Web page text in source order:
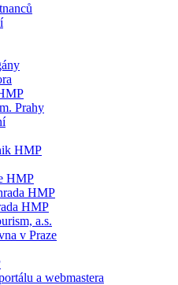
Prahy
HMP
HMP
HMP
HMP
a.s.
v Praze
a webmastera